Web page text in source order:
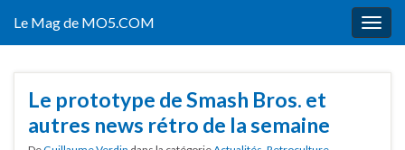
Le Mag de MO5.COM
Le prototype de Smash Bros. et
autres news rétro de la semaine